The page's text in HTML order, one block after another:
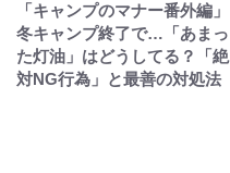
「キャンプのマナー番外編」
冬キャンプ終了で…「あまっ
た灯油」はどうしてる？「絶
対NG行為」と最善の対処法